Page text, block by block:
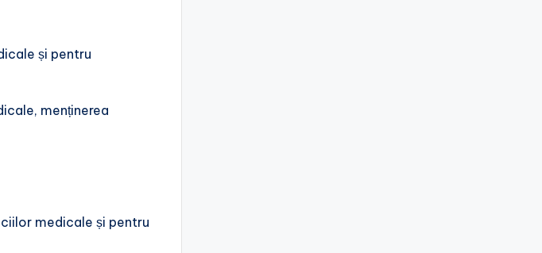
și pentru
menținerea
medicale și pentru